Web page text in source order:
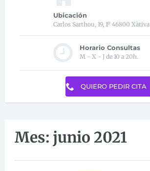
Ubicación
Carlos Sarthou, 19, 1º 46800 Xàtiva
Horario Consultas
M - X - J de 10 a 20h.
QUIERO PEDIR CITA
Mes: junio 2021